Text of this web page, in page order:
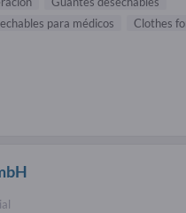
para médicos
Clothes